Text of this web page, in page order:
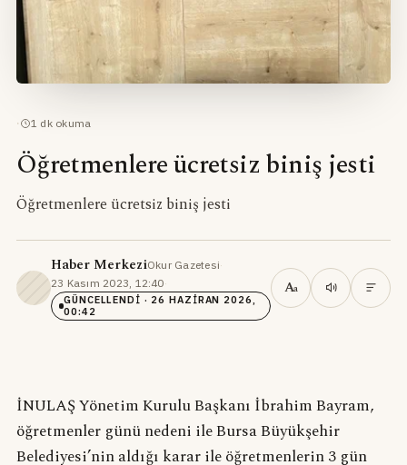
· 1 dk okuma
Öğretmenlere ücretsiz biniş jesti
Öğretmenlere ücretsiz biniş jesti
Haber MerkeziOkur Gazetesi·
23 Kasım 2023, 12:40·
GÜNCELLENDI · 26 HAZIRAN 2026,
00:42
Aa
İNULAŞ Yönetim Kurulu Başkanı İbrahim Bayram,
öğretmenler günü nedeni ile Bursa Büyükşehir
Belediyesi’nin aldığı karar ile öğretmenlerin 3 gün